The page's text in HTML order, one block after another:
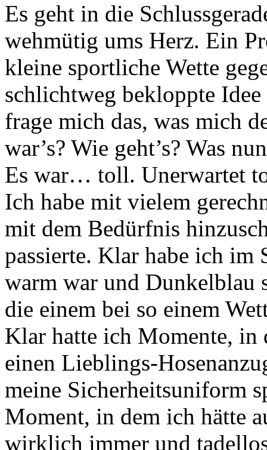
Es geht in die
wehmütig ums Herz. Ein
kleine sportliche Wette
schlichtweg bekloppte
frage mich das, was mich
war’s? Wie geht’s? Was
Es war… toll. Unerwartet
Ich habe mit vielem
mit dem Bedürfnis
passierte. Klar habe ich im
warm war und Dunkelblau
die einem bei so einem
Klar hatte ich Momente, in
einen Lieblings-
meine Sicherheitsuniform
Moment, in dem ich hätte
wirklich immer und